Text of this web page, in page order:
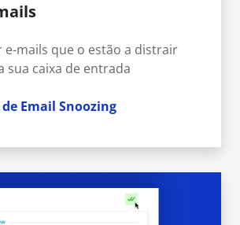
e-mails que o estão a distrair
sua caixa de entrada
Email Snoozing